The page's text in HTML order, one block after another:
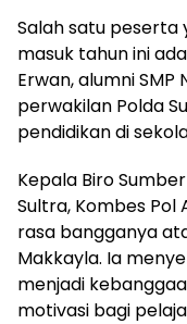
Salah satu peserta
masuk tahun ini
Erwan, alumni
perwakilan Polda
pendidikan di
Kepala Biro
Sultra, Kombes
rasa bangganya
Makkayla. Ia
menjadi
motivasi bagi